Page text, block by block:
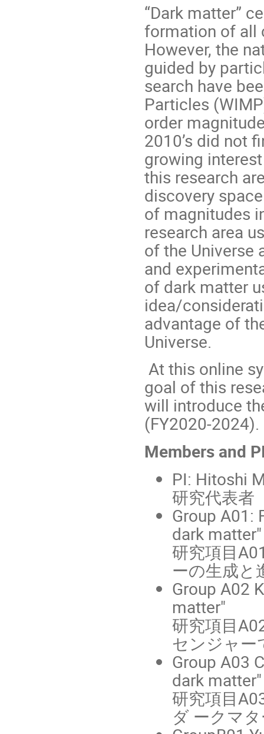
“Dark matter”
formation of all
However, the
guided by
search have
Particles
order
2010’s did not
growing
this research
discovery
of magnitudes
research area
of the Universe
and
of dark matter
idea/
advantage of
Universe.
At this online
goal of this
will introduce
(FY2020-2024).
Members and
PI: Hitoshi
研究代表者
Group A01:
dark matter"
研究項目
ーの生成と
Group A02
matter"
研究項目
センジャー
Group A03
dark matter"
研究項目
ダ ークマ